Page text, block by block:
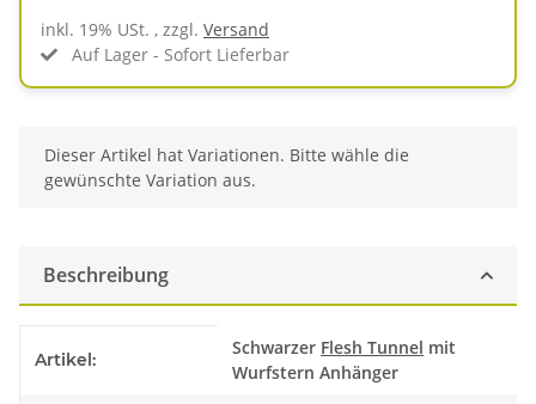
inkl. 19% USt. , zzgl. Versand
Auf Lager - Sofort Lieferbar
x
Dieser Artikel hat Variationen. Bitte wähle die
gewünschte Variation aus.
Beschreibung
Artikel:
Schwarzer Flesh Tunnel mit
Wurfstern Anhänger